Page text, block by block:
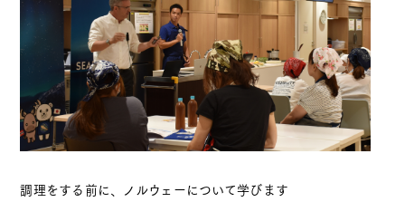
調理をする前に、ノルウェーについて学びます